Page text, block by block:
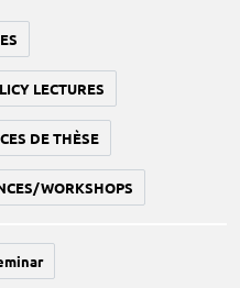
LECTURES
DE THÈSE
WORKSHOPS